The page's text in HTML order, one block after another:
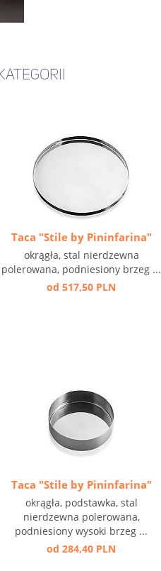
Taca "Stile by Pininfarina"
okrągła, stal nierdzewna
polerowana, podniesiony brzeg ...
od 517,50 PLN
Taca "Stile by Pininfarina"
okrągła, podstawka, stal
nierdzewna polerowana,
podniesiony wysoki brzeg ...
od 284,40 PLN